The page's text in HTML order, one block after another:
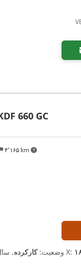
۴٬۱۶۵ km
660 GC
وضعیت: , , نرخ تغذیه محور X: